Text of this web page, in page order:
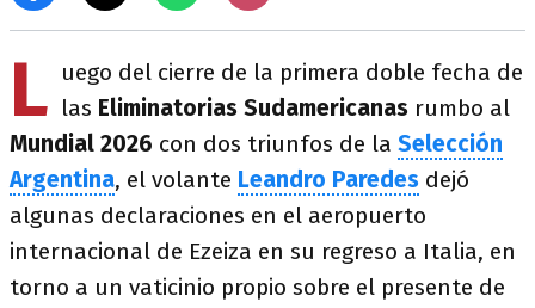
L uego del cierre de la primera doble fecha de
las Eliminatorias Sudamericanas rumbo al
Mundial 2026 con dos triunfos de la Selección
Argentina, el volante Leandro Paredes dejó
algunas declaraciones en el aeropuerto
internacional de Ezeiza en su regreso a Italia, en
torno a un vaticinio propio sobre el presente de